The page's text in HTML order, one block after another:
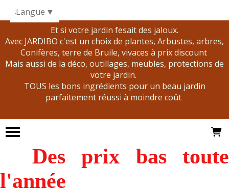
Et si votre jardin fesait des jaloux.
Avec JARDIBO c'est un choix de plantes, Arbustes, arbres,
Conifères, terre de Bruile, vivaces à prix discount
Mais aussi de la déco, outillages, meubles, protections de
votre jardin.
TOUS les bons ingrédients pour un beau jardin
parfaitement réussi à moindre coût
Des prix bas toute
l'année
Langue ▼